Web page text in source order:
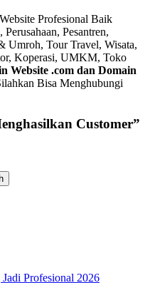
Profesional Baik
Pesantren,
Umroh, Tour Travel, Wisata,
Koperasi, UMKM, Toko
Website .com dan Domain
Bisa Menghubungi
Customer”
Profesional 2026